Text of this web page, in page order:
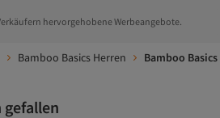
hervorgehobene Werbeangebote.
Bamboo Basics Herren Bamboo
gefallen